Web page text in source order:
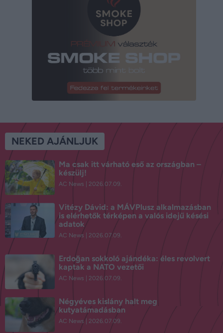
NEKED AJÁNLJUK
Ma csak itt várható eső az országban –
készülj!
AC News 2026.07.09.
Vitézy Dávid: a MÁVPlusz alkalmazásban
is elérhetők térképen a valós idejű késési
adatok
AC News 2026.07.09.
Erdoğan sokkoló ajándéka: éles revolvert
kaptak a NATO vezetői
AC News 2026.07.09.
Négyéves kislány halt meg
kutyatámadásban
AC News 2026.07.09.